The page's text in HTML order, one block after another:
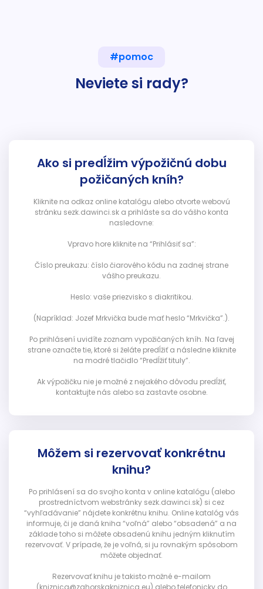
#pomoc
Neviete si rady?
Ako si predĺžim výpožičnú dobu
požičaných kníh?
Kliknite na odkaz online katalógu alebo otvorte webovú
stránku sezk.dawinci.sk a prihláste sa do vášho konta
nasledovne:
Vpravo hore kliknite na “Prihlásiť sa”:
Číslo preukazu: číslo čiarového kódu na zadnej strane
vášho preukazu.
Heslo: vaše priezvisko s diakritikou.
(Napríklad: Jozef Mrkvička bude mať heslo “Mrkvička”.).
Po prihlásení uvidíte zoznam vypožičaných kníh. Na ľavej
strane označte tie, ktoré si želáte predĺžiť a následne kliknite
na modré tlačidlo “Predĺžiť tituly”.
Ak výpožičku nie je možné z nejakého dôvodu predĺžiť,
kontaktujte nás alebo sa zastavte osobne.
Môžem si rezervovať konkrétnu
knihu?
Po prihlásení sa do svojho konta v online katalógu (alebo
prostredníctvom webstránky sezk.dawinci.sk) si cez
“vyhľadávanie” nájdete konkrétnu knihu. Online katalóg vás
informuje, či je daná kniha “voľná” alebo “obsadená” a na
základe toho si môžete obsadenú knihu jedným kliknutím
rezervovať. V prípade, že je voľná, si ju rovnakým spôsobom
môžete objednať.
Rezervovať knihu je takisto možné e-mailom
(kniznica@zahorskakniznica.eu) alebo telefonicky do